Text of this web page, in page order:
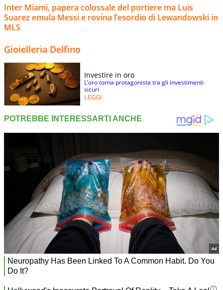
Inter Miami, papera colossale del portiere ma Luis
Suarez emula Messi e rovina l’esordio di Lewandowski in
MLS
Gioielleria Delfino
Investire in oro
L’oro torna protagonista tra gli investimenti
sicuri
LEGGI